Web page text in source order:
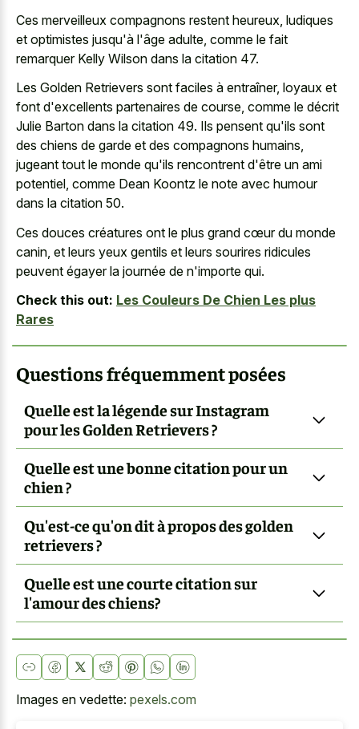
Ces merveilleux compagnons restent heureux, ludiques
et optimistes jusqu'à l'âge adulte, comme le fait
remarquer Kelly Wilson dans la citation 47.
Les Golden Retrievers sont faciles à entraîner, loyaux et
font d'excellents partenaires de course, comme le décrit
Julie Barton dans la citation 49. Ils pensent qu'ils sont
des chiens de garde et des compagnons humains,
jugeant tout le monde qu'ils rencontrent d'être un ami
potentiel, comme Dean Koontz le note avec humour
dans la citation 50.
Ces douces créatures ont le plus grand cœur du monde
canin, et leurs yeux gentils et leurs sourires ridicules
peuvent égayer la journée de n'importe qui.
Check this out: Les Couleurs De Chien Les plus
Rares
Questions fréquemment posées
Quelle est la légende sur Instagram
pour les Golden Retrievers ?
Quelle est une bonne citation pour un
chien ?
Qu'est-ce qu'on dit à propos des golden
retrievers ?
Quelle est une courte citation sur
l'amour des chiens?
Images en vedette: pexels.com